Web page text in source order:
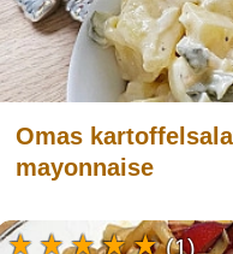
Omas
mayonnaise
(1)